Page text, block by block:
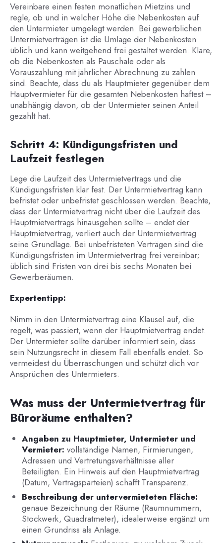
Vereinbare einen festen monatlichen Mietzins und
regle, ob und in welcher Höhe die Nebenkosten auf
den Untermieter umgelegt werden. Bei gewerblichen
Untermietverträgen ist die Umlage der Nebenkosten
üblich und kann weitgehend frei gestaltet werden. Kläre,
ob die Nebenkosten als Pauschale oder als
Vorauszahlung mit jährlicher Abrechnung zu zahlen
sind. Beachte, dass du als Hauptmieter gegenüber dem
Hauptvermieter für die gesamten Nebenkosten haftest –
unabhängig davon, ob der Untermieter seinen Anteil
gezahlt hat.
Schritt 4: Kündigungsfristen und
Laufzeit festlegen
Lege die Laufzeit des Untermietvertrags und die
Kündigungsfristen klar fest. Der Untermietvertrag kann
befristet oder unbefristet geschlossen werden. Beachte,
dass der Untermietvertrag nicht über die Laufzeit des
Hauptmietvertrags hinausgehen sollte – endet der
Hauptmietvertrag, verliert auch der Untermietvertrag
seine Grundlage. Bei unbefristeten Verträgen sind die
Kündigungsfristen im Untermietvertrag frei vereinbar;
üblich sind Fristen von drei bis sechs Monaten bei
Gewerberäumen.
Expertentipp:
Nimm in den Untermietvertrag eine Klausel auf, die
regelt, was passiert, wenn der Hauptmietvertrag endet.
Der Untermieter sollte darüber informiert sein, dass
sein Nutzungsrecht in diesem Fall ebenfalls endet. So
vermeidest du Überraschungen und schützt dich vor
Ansprüchen des Untermieters.
Was muss der Untermietvertrag für
Büroräume enthalten?
Angaben zu Hauptmieter, Untermieter und
Vermieter: vollständige Namen, Firmierungen,
Adressen und Vertretungsverhältnisse aller
Beteiligten. Ein Hinweis auf den Hauptmietvertrag
(Datum, Vertragsparteien) schafft Transparenz.
Beschreibung der untervermieteten Fläche:
genaue Bezeichnung der Räume (Raumnummern,
Stockwerk, Quadratmeter), idealerweise ergänzt um
einen Grundriss als Anlage.